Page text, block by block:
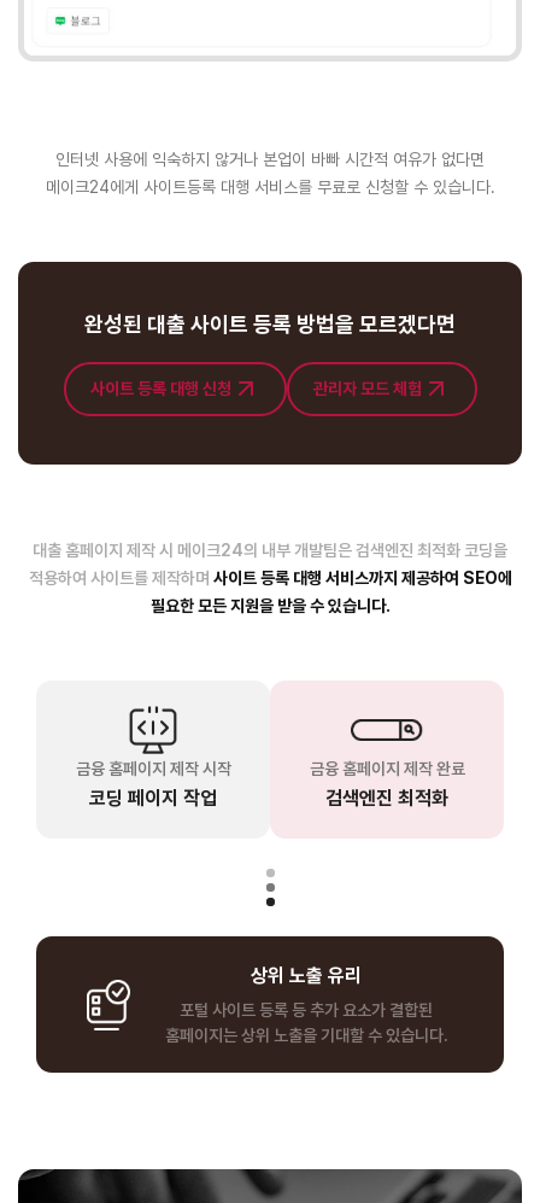
인터넷 사용에 익숙하지 않거나 본업이 바빠 시간적 여유가 없다면
메이크24에게 사이트등록 대행 서비스를 무료로 신청할 수 있습니다.
완성된 대출 사이트 등록 방법을 모르겠다면
사이트 등록 대행 신청 관리자 모드 체험
대출 홈페이지 제작 시 메이크24의 내부 개발팀은 검색엔진 최적화 코딩을
적용하여 사이트를 제작하며 사이트 등록 대행 서비스까지 제공하여 SEO에
필요한 모든 지원을 받을 수 있습니다.
금융 홈페이지 제작 시작
코딩 페이지 작업
금융 홈페이지 제작 완료
검색엔진 최적화
상위 노출 유리
포털 사이트 등록 등 추가 요소가 결합된
홈페이지는 상위 노출을 기대할 수 있습니다.